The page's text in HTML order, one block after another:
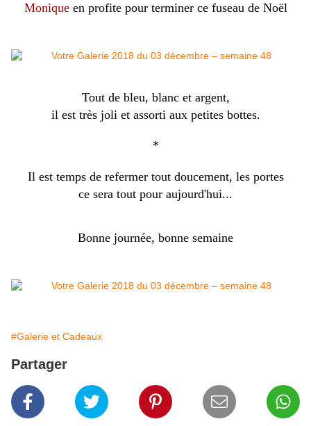
Moniqueen profite pour terminer ce fuseau de Noël
Tout de bleu, blanc et argent,
il est très joli et assorti aux petites bottes.
*
Il est temps de refermer tout doucement, les portes
ce sera tout pour aujourd'hui...
Bonne journée, bonne semaine
#Galerie et Cadeaux
Partager